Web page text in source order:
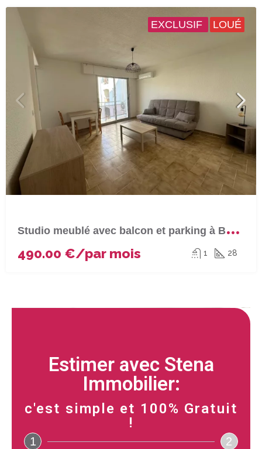
EXCLUSIF LOUÉ
S
tudio meublé avec balcon et parking à BASTIA (Sortie sud)
490.00 €/par mois 1 28
Estimer avec Stena
Immobilier:
c'est simple et 100% Gratuit
!
1 2